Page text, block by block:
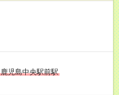
鹿児島中央駅前駅